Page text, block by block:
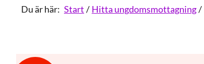
Du är här: Start Hitta ungdomsmottagning